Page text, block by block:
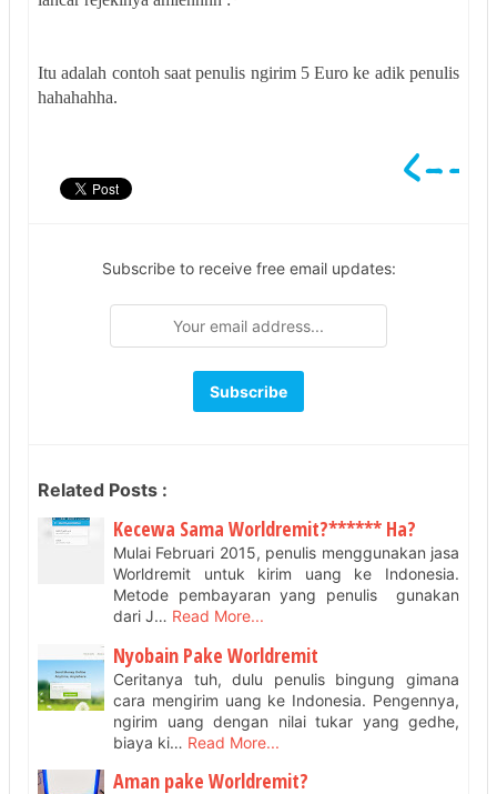
Itu adalah contoh saat penulis ngirim 5 Euro ke adik penulis
hahahahha.
Subscribe to receive free email updates:
Related Posts :
Kecewa Sama Worldremit?****** Ha?
Mulai Februari 2015, penulis menggunakan jasa
Worldremit untuk kirim uang ke Indonesia.
Metode pembayaran yang penulis gunakan
dari J… Read More...
Nyobain Pake Worldremit
Ceritanya tuh, dulu penulis bingung gimana
cara mengirim uang ke Indonesia. Pengennya,
ngirim uang dengan nilai tukar yang gedhe,
biaya ki… Read More...
Aman pake Worldremit?